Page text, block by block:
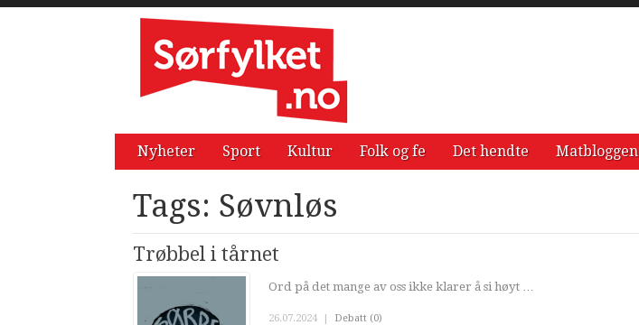
Nyheter Sport Kultur Folk og fe Det hendte Matbloggen
Tags: Søvnløs
Trøbbel i tårnet
Ord på det mange av oss ikke klarer å si høyt …
26.07.2024 | Debatt (0)